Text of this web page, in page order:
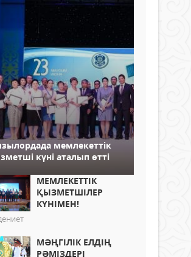
мемлекеттік
күні аталып өтті
МЕМЛЕКЕТТІК
ҚЫЗМЕТШІЛЕР
КҮНІМЕН!
МӘҢГІЛІК ЕЛДІҢ
РӘМІЗДЕРІ